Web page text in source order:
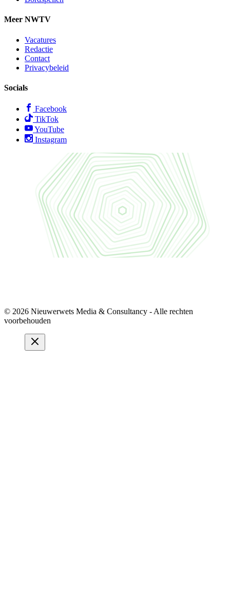
Meer NWTV
Vacatures
Redactie
Contact
Privacybeleid
Socials
Facebook
TikTok
YouTube
Instagram
© 2026 Nieuwerwets Media & Consultancy - Alle rechten
voorbehouden